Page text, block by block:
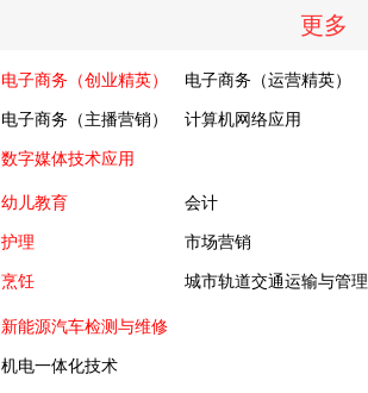
更多
电子商务（创业精英） 电子商务（运营精英）
电子商务（主播营销） 计算机网络应用
数字媒体技术应用
幼儿教育 会计
护理 市场营销
烹饪 城市轨道交通运输与管理
新能源汽车检测与维修
机电一体化技术